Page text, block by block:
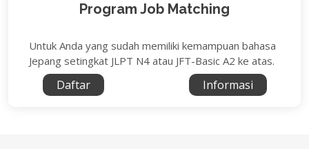
Program Job Matching
Untuk Anda yang sudah memiliki kemampuan bahasa
Jepang setingkat JLPT N4 atau JFT-Basic A2 ke atas.
Daftar Informasi